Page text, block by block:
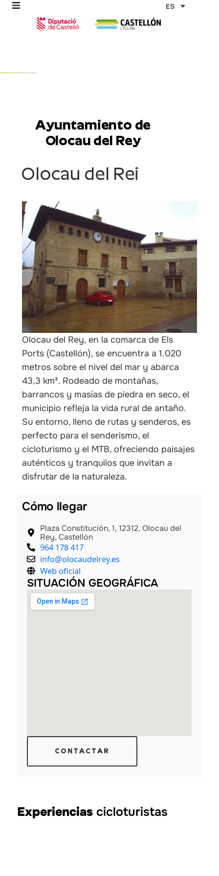
contenido
ES
Ayuntamiento de
Olocau del Rey
Olocau del Rei
Olocau del Rey, en la comarca de Els
Ports (Castellón), se encuentra a 1.020
metros sobre el nivel del mar y abarca
43,3 km². Rodeado de montañas,
barrancos y masías de piedra en seco, el
municipio refleja la vida rural de antaño.
Su entorno, lleno de rutas y senderos, es
perfecto para el senderismo, el
cicloturismo y el MTB, ofreciendo paisajes
auténticos y tranquilos que invitan a
disfrutar de la naturaleza.
Cómo llegar
Plaza Constitución, 1, 12312, Olocau del
Rey, Castellón
964 178 417
info@olocaudelrey.es
Web oficial
SITUACIÓN GEOGRÁFICA
CONTACTAR
Experiencias cicloturistas